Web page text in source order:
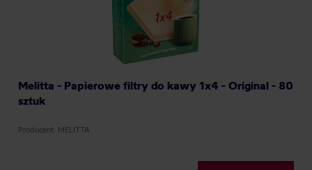
Melitta - Papierowe filtry do kawy 1x4 - Original - 80
sztuk
Producent: MELITTA